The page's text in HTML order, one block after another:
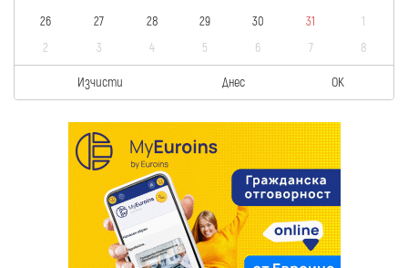
26
27 28 29 30 31
1
2
3 4 5 6 7 8
Изчисти Днес OK